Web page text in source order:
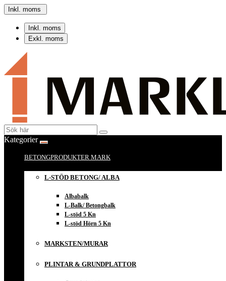
Inkl. moms
Inkl. moms
Exkl. moms
Kategorier
BETONGPRODUKTER MARK
L-STÖD BETONG/ ALBA
Albabalk
L-Balk/ Betongbalk
L-stöd 5 Kn
L-stöd Hörn 5 Kn
MARKSTEN/MURAR
PLINTAR & GRUNDPLATTOR